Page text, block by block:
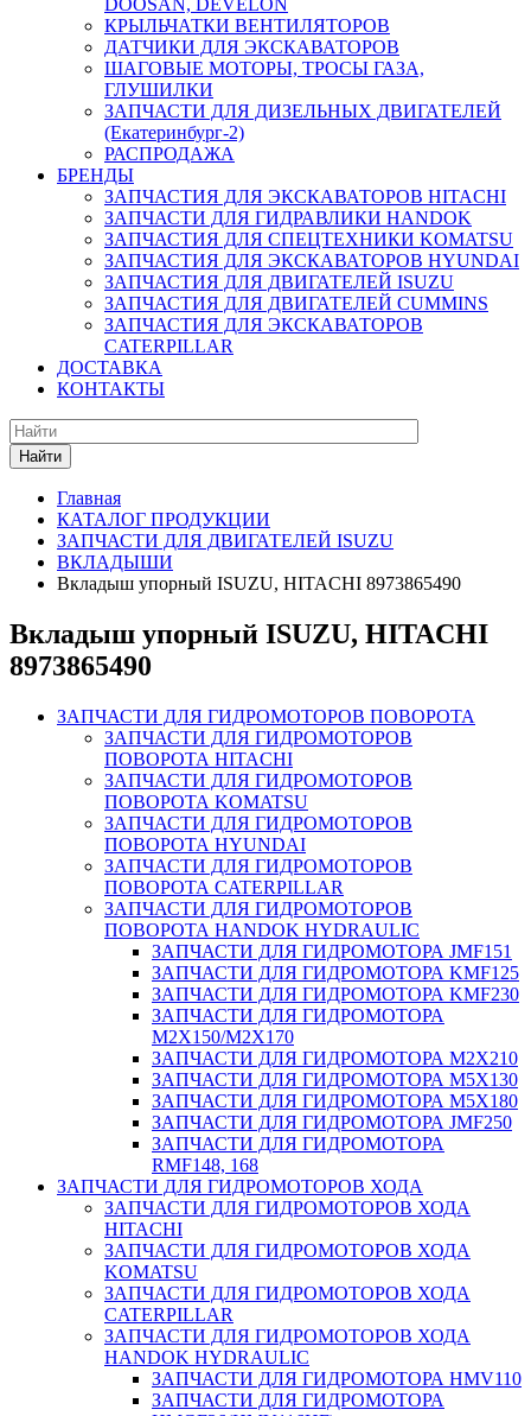
DOOSAN, DEVELON
КРЫЛЬЧАТКИ ВЕНТИЛЯТОРОВ
ДАТЧИКИ ДЛЯ ЭКСКАВАТОРОВ
ШАГОВЫЕ МОТОРЫ, ТРОСЫ ГАЗА,
ГЛУШИЛКИ
ЗАПЧАСТИ ДЛЯ ДИЗЕЛЬНЫХ ДВИГАТЕЛЕЙ
(Екатеринбург-2)
РАСПРОДАЖА
БРЕНДЫ
ЗАПЧАСТИЯ ДЛЯ ЭКСКАВАТОРОВ HITACHI
ЗАПЧАСТИ ДЛЯ ГИДРАВЛИКИ HANDOK
ЗАПЧАСТИЯ ДЛЯ СПЕЦТЕХНИКИ KOMATSU
ЗАПЧАСТИЯ ДЛЯ ЭКСКАВАТОРОВ HYUNDAI
ЗАПЧАСТИЯ ДЛЯ ДВИГАТЕЛЕЙ ISUZU
ЗАПЧАСТИЯ ДЛЯ ДВИГАТЕЛЕЙ CUMMINS
ЗАПЧАСТИЯ ДЛЯ ЭКСКАВАТОРОВ
CATERPILLAR
ДОСТАВКА
КОНТАКТЫ
Найти
Главная
КАТАЛОГ ПРОДУКЦИИ
ЗАПЧАСТИ ДЛЯ ДВИГАТЕЛЕЙ ISUZU
ВКЛАДЫШИ
Вкладыш упорный ISUZU, HITACHI 8973865490
Вкладыш упорный ISUZU, HITACHI
8973865490
ЗАПЧАСТИ ДЛЯ ГИДРОМОТОРОВ ПОВОРОТА
ЗАПЧАСТИ ДЛЯ ГИДРОМОТОРОВ
ПОВОРОТА HITACHI
ЗАПЧАСТИ ДЛЯ ГИДРОМОТОРОВ
ПОВОРОТА KOMATSU
ЗАПЧАСТИ ДЛЯ ГИДРОМОТОРОВ
ПОВОРОТА HYUNDAI
ЗАПЧАСТИ ДЛЯ ГИДРОМОТОРОВ
ПОВОРОТА CATERPILLAR
ЗАПЧАСТИ ДЛЯ ГИДРОМОТОРОВ
ПОВОРОТА HANDOK HYDRAULIC
ЗАПЧАСТИ ДЛЯ ГИДРОМОТОРА JMF151
ЗАПЧАСТИ ДЛЯ ГИДРОМОТОРА KMF125
ЗАПЧАСТИ ДЛЯ ГИДРОМОТОРА KMF230
ЗАПЧАСТИ ДЛЯ ГИДРОМОТОРА
M2X150/M2X170
ЗАПЧАСТИ ДЛЯ ГИДРОМОТОРА M2X210
ЗАПЧАСТИ ДЛЯ ГИДРОМОТОРА M5X130
ЗАПЧАСТИ ДЛЯ ГИДРОМОТОРА M5X180
ЗАПЧАСТИ ДЛЯ ГИДРОМОТОРА JMF250
ЗАПЧАСТИ ДЛЯ ГИДРОМОТОРА
RMF148, 168
ЗАПЧАСТИ ДЛЯ ГИДРОМОТОРОВ ХОДА
ЗАПЧАСТИ ДЛЯ ГИДРОМОТОРОВ ХОДА
HITACHI
ЗАПЧАСТИ ДЛЯ ГИДРОМОТОРОВ ХОДА
KOMATSU
ЗАПЧАСТИ ДЛЯ ГИДРОМОТОРОВ ХОДА
CATERPILLAR
ЗАПЧАСТИ ДЛЯ ГИДРОМОТОРОВ ХОДА
HANDOK HYDRAULIC
ЗАПЧАСТИ ДЛЯ ГИДРОМОТОРА HMV110
ЗАПЧАСТИ ДЛЯ ГИДРОМОТОРА